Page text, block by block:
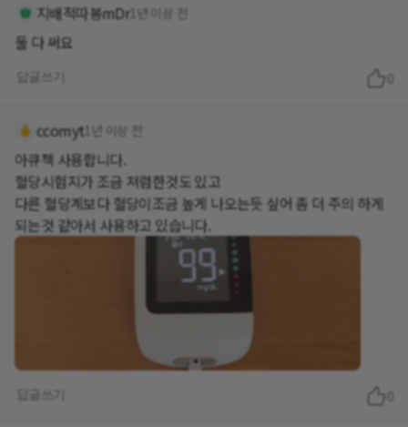
지배적따봉mDr1년 이상 전
둘 다 써요
답글쓰기
ccomyt1년 이상 전
아큐첵 사용합니다.
혈당시험지가 조금 져렴한것도 있고
다른 혈당계보다 혈당이조금 높게 나오는듯 싶어 좀 더 주의 하게
되는것 같아서 사용하고 있습니다.
답글쓰기